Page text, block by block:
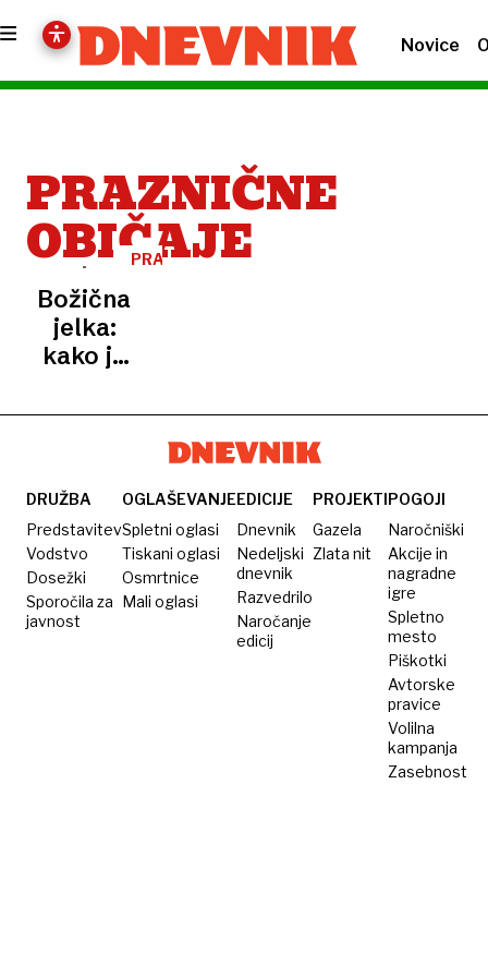
Novice
PRAZNIČNE
OBIČAJE
PRAZNIČNI
Božična
jelka:
kako je
drevo
DRUŽBA
Predstavitev
Vodstvo
Dosežki
Sporočila za
javnost
OGLAŠEVANJE
Spletni oglasi
Tiskani oglasi
Osmrtnice
Mali oglasi
EDICIJE
Dnevnik
Nedeljski
dnevnik
Razvedrilo
Naročanje
edicij
PROJEKTI
Gazela
Zlata nit
POGOJI
Naročniški
Akcije in
nagradne
igre
Spletno
mesto
Piškotki
Avtorske
pravice
Volilna
kampanja
Zasebnost